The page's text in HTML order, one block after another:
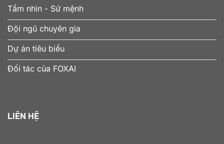
Tầm nhìn - Sứ mệnh
Đội ngũ chuyên gia
Dự án tiêu biểu
Đối tác của FOXAI
LIÊN HỆ